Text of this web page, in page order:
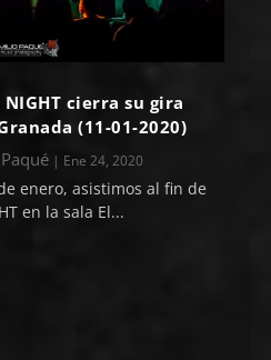
NIGHT cierra su gira
(11-01-2020)
| Ene 24, 2020
enero, asistimos al fin de
en la sala El...